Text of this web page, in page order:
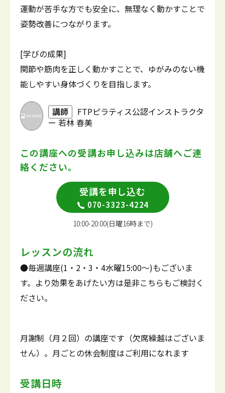
運動が苦手な方でも安全に、無理なく動かすことで
姿勢改善につながります。
[学びの成果]
関節や筋肉を正しく動かすことで、ゆがみのない機
能しやすい身体づくりを目指します。
講師
FTPピラティス公認インストラクタ
ー 若林 春美
この講座への受講お申し込みは店舗へご連
絡ください。
受講を申し込む
070-3323-4224
10:00-20:00(日曜16時まで)
レッスンの流れ
●毎週講座(1・2・3・4水曜15:00～)もございま
す。より効果をあげたい方は是非こちらもご検討く
ださい。
月謝制（月２回）の講座です（欠席繰越はございま
せん）。月ごとの休会制度はご利用になれます
受講日時